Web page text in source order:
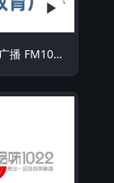
河南教育广播 FM106.6